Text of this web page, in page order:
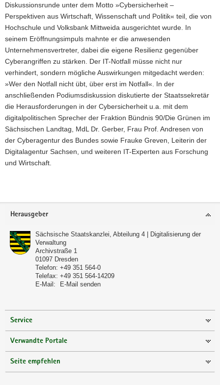
Diskussionsrunde unter dem Motto »Cybersicherheit –
Perspektiven aus Wirtschaft, Wissenschaft und Politik« teil, die von
Hochschule und Volksbank Mittweida ausgerichtet wurde. In
seinem Eröffnungsimpuls mahnte er die anwesenden
Unternehmensvertreter, dabei die eigene Resilienz gegenüber
Cyberangriffen zu stärken. Der IT-Notfall müsse nicht nur
verhindert, sondern mögliche Auswirkungen mitgedacht werden:
»Wer den Notfall nicht übt, über erst im Notfall«. In der
anschließenden Podiumsdiskussion diskutierte der Staatssekretär
die Herausforderungen in der Cybersicherheit u.a. mit dem
digitalpolitischen Sprecher der Fraktion Bündnis 90/Die Grünen im
Sächsischen Landtag, MdL Dr. Gerber, Frau Prof. Andresen von
der Cyberagentur des Bundes sowie Frauke Greven, Leiterin der
Digitalagentur Sachsen, und weiteren IT-Experten aus Forschung
und Wirtschaft.
Footer-
Herausgeber
Sächsische Staatskanzlei, Abteilung 4 | Digitalisierung der
Verwaltung
Archivstraße 1
01097 Dresden
Telefon: +49 351 564-0
Telefax: +49 351 564-14209
E-Mail:
E-Mail senden
Service
Verwandte Portale
Seite empfehlen